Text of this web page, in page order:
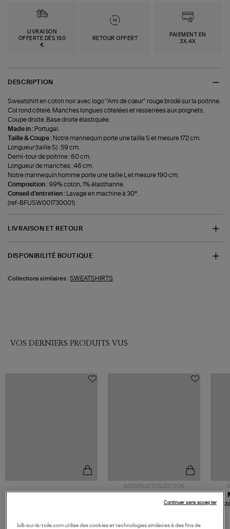
LIVRAISON
OFFERTE DÈS 150
€
RETOUR OFFERT
PAIEMENT EN
3X,4X
DESCRIPTION
Sweatshirt en coton noir avec logo "Ami de cœur" rouge brodé sur la poitrine.
Col rond côtelé. Manches longues côtelées et resserrées aux poignets.
Coupe droite. Base droite élastiquée.
Made in : Portugal.
Taille & Coupe : Notre mannequin porte une taille S et mesure 172 cm.
Longueur (taille S) : 59 cm.
Demi-tour de poitrine : 60 cm.
Longueur de manches : 46 cm.
Notre mannequin homme porte une taille L et mesure 190 cm.
Composition : 99% coton, 1% élasthanne.
Conseil d'entretien :
Lavage en machine à 30°.
(ref-BFUSW001730001)
LIVRAISON ET RETOUR
DISPONIBILITÉ BOUTIQUE
Collections similaires : SWEATSHIRTS
VOS DERNIERS PRODUITS VUS
NOUVELLE COLLECTION
Mocassins Killian Sport
lulli-sur-la-toile.com utilise des cookies et technologies similaires à des fins de
Continuer sans accepter